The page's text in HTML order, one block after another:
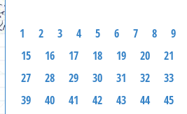
1 2 3 4 5 6 7 8 9
15
16 17 18 19 20 21
27
28 29 30 31 32 33
39
40 41 42 43 44 45